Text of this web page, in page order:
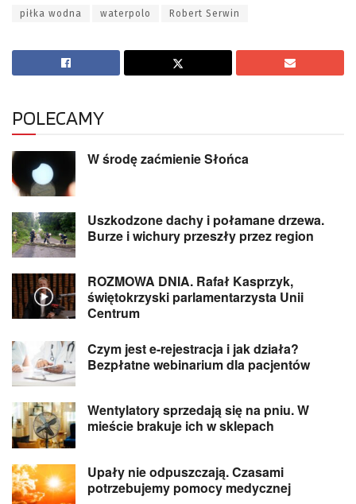
piłka wodna waterpolo Robert Serwin
POLECAMY
W środę zaćmienie Słońca
Uszkodzone dachy i połamane drzewa.
Burze i wichury przeszły przez region
ROZMOWA DNIA. Rafał Kasprzyk,
świętokrzyski parlamentarzysta Unii
Centrum
Czym jest e-rejestracja i jak działa?
Bezpłatne webinarium dla pacjentów
Wentylatory sprzedają się na pniu. W
mieście brakuje ich w sklepach
Upały nie odpuszczają. Czasami
potrzebujemy pomocy medycznej